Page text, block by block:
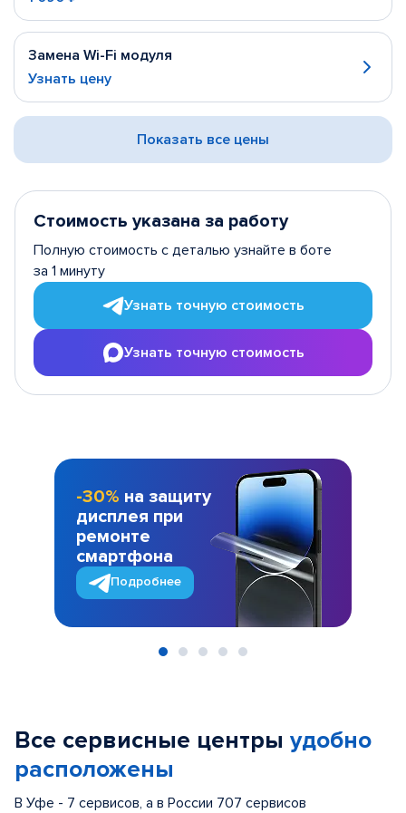
Замена Wi-Fi модуля
Узнать цену
Показать все цены
Стоимость указана за работу
Полную стоимость с деталью узнайте в боте
за 1 минуту
Узнать точную стоимость
Узнать точную стоимость
-30% на защиту
дисплея при
ремонте
смартфона
Подробнее
Все сервисные центры удобно
расположены
В Уфе - 7 сервисов, а в России 707 сервисов